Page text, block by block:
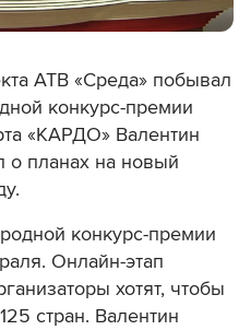
АТВ «Среда» побывал
конкурс-премии
«КАРДО» Валентин
о планах на новый
конкурс-премии
Онлайн-этап
хотят, чтобы
стран. Валентин